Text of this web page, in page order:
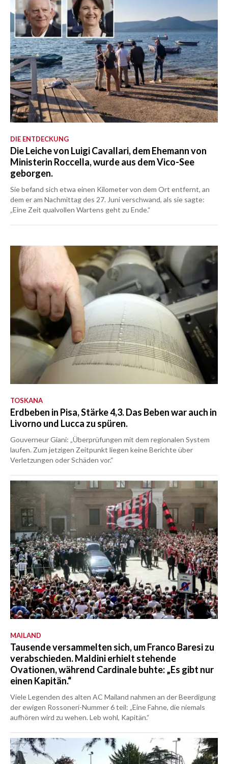
DIE ENTDECKUNG
Die Leiche von Luigi Cavallari, dem Ehemann von
Ministerin Roccella, wurde aus dem Vico-See
geborgen.
Sie befand sich etwa einen Kilometer von dem Ort entfernt, an
dem er am Nachmittag des 27. Juni verschwand, als sie sagte:
„Eine Zeit qualvollen Wartens geht zu Ende.“
TOSKANA
Erdbeben in Pisa, Stärke 4,3. Das Beben war auch in
Livorno und Lucca zu spüren.
Gouverneur Giani: „Überprüfungen mit dem regionalen System
laufen. Zum jetzigen Zeitpunkt liegen keine Berichte über
Verletzungen oder Schäden vor.“
MAILAND
Tausende versammelten sich, um Franco Baresi zu
verabschieden. Maldini erhielt stehende
Ovationen, während Cardinale buhte: „Es gibt nur
einen Kapitän.“
Viele Legenden des alten AC Mailand nahmen an der Beerdigung
der ewigen Rossoneri-Nummer 6 teil: „Eine Fahne, die niemals
aufhören wird zu wehen. Leb wohl, Kapitän.“